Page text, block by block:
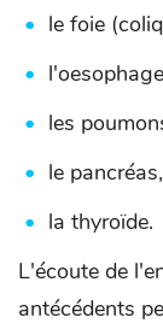
le foie
les
le pancréas,
la thyroïde.
L'écoute de
antécédents